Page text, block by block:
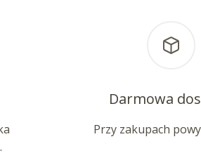
Darmowa
Przy zakupach